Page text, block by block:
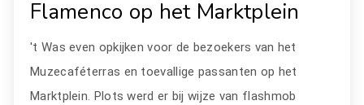
Flamenco op het Marktplein
't Was even opkijken voor de bezoekers van het
Muzecaféterras en toevallige passanten op het
Marktplein. Plots werd er bij wijze van flashmob